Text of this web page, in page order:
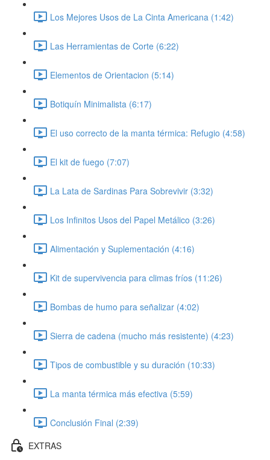
Los Mejores Usos de La Cinta Americana (1:42)
Las Herramientas de Corte (6:22)
Elementos de Orientacion (5:14)
Botiquín Minimalista (6:17)
El uso correcto de la manta térmica: Refugio (4:58)
El kit de fuego (7:07)
La Lata de Sardinas Para Sobrevivir (3:32)
Los Infinitos Usos del Papel Metálico (3:26)
Alimentación y Suplementación (4:16)
Kit de supervivencia para climas fríos (11:26)
Bombas de humo para señalizar (4:02)
Sierra de cadena (mucho más resistente) (4:23)
Tipos de combustible y su duración (10:33)
La manta térmica más efectiva (5:59)
Conclusión Final (2:39)
EXTRAS